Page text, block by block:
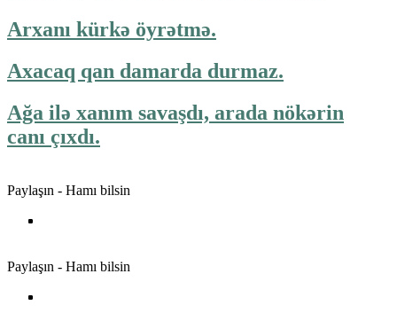
Arxanı kürkə öyrətmə.
Axacaq qan damarda durmaz.
Ağa ilə xanım savaşdı, arada nökərin
canı çıxdı.
Paylaşın - Hamı bilsin
Paylaşın - Hamı bilsin